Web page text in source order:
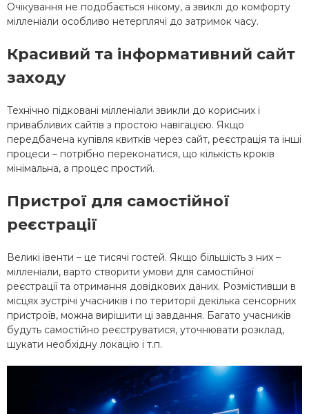
Очікування не подобається нікому, а звиклі до комфорту
мілленіали особливо нетерплячі до затримок часу.
Красивий та інформативний сайт
заходу
Технічно підковані мілленіали звикли до корисних і
привабливих сайтів з простою навігацією. Якщо
передбачена купівля квитків через сайт, реєстрація та інші
процеси – потрібно переконатися, що кількість кроків
мінімальна, а процес простий.
Пристрої для самостійної
реєстрації
Великі івенти – це тисячі гостей. Якщо більшість з них –
мілленіали, варто створити умови для самостійної
реєстрації та отримання довідкових даних. Розмістивши в
місцях зустрічі учасників і по території декілька сенсорних
пристроїв, можна вирішити ці завдання. Багато учасників
будуть самостійно реєструватися, уточнювати розклад,
шукати необхідну локацію і т.п.